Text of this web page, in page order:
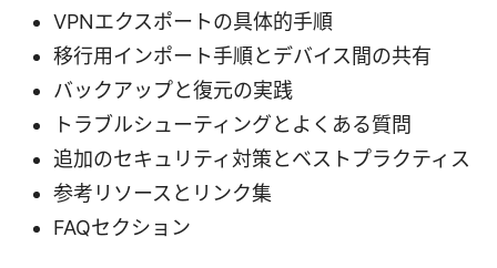
VPNエクスポートの具体的手順
移行用インポート手順とデバイス間の共有
バックアップと復元の実践
トラブルシューティングとよくある質問
追加のセキュリティ対策とベストプラクティス
参考リソースとリンク集
FAQセクション